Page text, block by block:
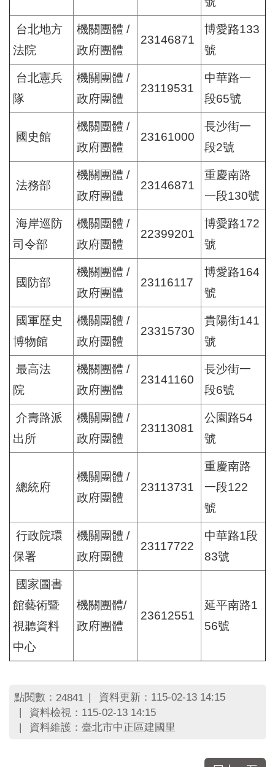
台北地方
法院
機關團體 /
政府團體
23146871
博愛路133
號
台北憲兵
隊
機關團體 /
政府團體
23119531
中華路一
段65號
國史館
機關團體 /
政府團體
23161000
長沙街一
段2號
法務部
機關團體 /
政府團體
23146871
重慶南路
一段130號
海岸巡防
司令部
機關團體 /
政府團體
22399201
博愛路172
號
國防部
機關團體 /
政府團體
23116117
博愛路164
號
國軍歷史
博物館
機關團體 /
政府團體
23315730
貴陽街141
號
最高法
院
機關團體 /
政府團體
23141160
長沙街一
段6號
介壽路派
出所
機關團體 /
政府團體
23113081
公園路54
號
總統府
機關團體 /
政府團體
23113731
重慶南路
一段122
號
行政院環
保署
機關團體 /
政府團體
23117722
中華路1段
83號
國家圖書
館藝術暨
視聽資料
中心
機關團體/
政府團體
23612551
延平南路1
56號
點閱數： 24841
資料更新：115-02-13 14:15
資料檢視：115-02-13 14:15
資料維護：臺北市中正區建國里